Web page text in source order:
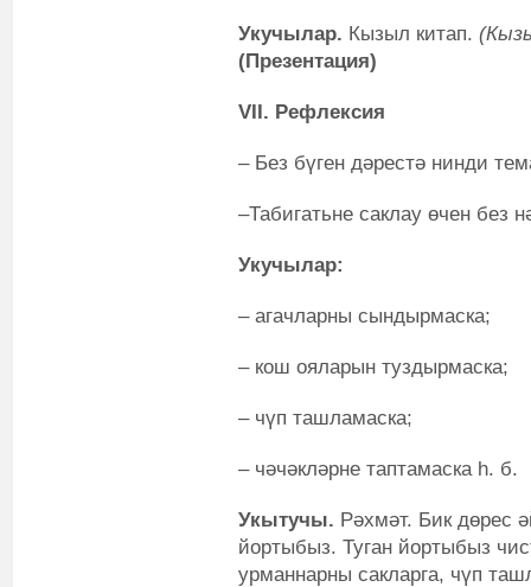
Укучылар. Кызыл китап.
(Презентация)
VII. Рефлексия
– Без бүген дәрестә нинди
–Табигатьне саклау өчен без
Укучылар:
– агачларны сындырмаска;
– кош ояларын туздырмаска;
– чүп ташламаска;
– чәчәкләрне таптамаска һ. б.
Укытучы. Рәхмәт. Бик дөрес
йортыбыз. Туган йортыбыз
урманнарны сакларга, чүп